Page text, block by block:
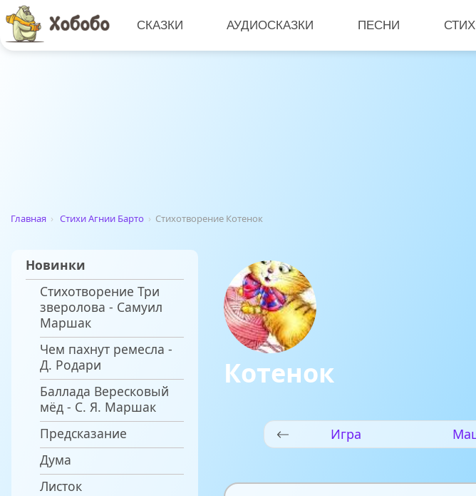
СКАЗКИ АУДИОСКАЗКИ ПЕСНИ
Главная › Стихи Агнии Барто › Стихотворение Котенок
Новинки
Стихотворение Три
зверолова - Самуил
Маршак
Чем пахнут ремесла -
Д. Родари
Баллада Вересковый
мёд - С. Я. Маршак
Предсказание
Дума
Листок
Котенок
Игра